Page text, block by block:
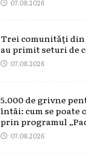
07.08.2026
Trei comunități
au primit seturi de
07.08.2026
5.000 de grivne
întâi: cum se poate
prin programul
07.08.2026